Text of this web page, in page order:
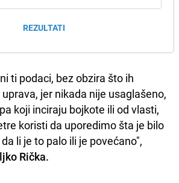
REZULTATI
ti podaci, bez obzira što ih
jer nikada nije usaglašeno,
koji inciraju bojkote ili od vlasti,
koristi da uporedimo šta je bilo
li je to palo ili je povećano",
Rička.